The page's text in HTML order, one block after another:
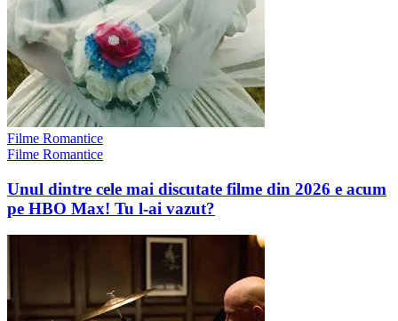
Filme Romantice
Filme Romantice
Unul dintre cele mai discutate filme din 2026 e acum
pe HBO Max! Tu l-ai vazut?